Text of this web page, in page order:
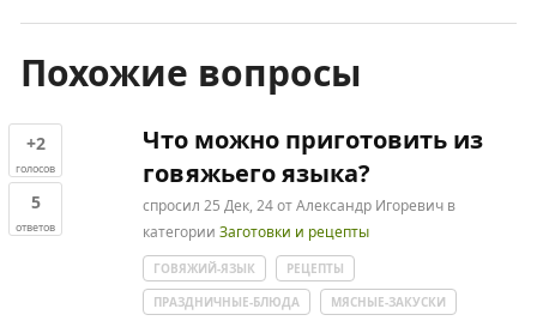
Похожие вопросы
+2
голосов
5
ответов
Что можно приготовить из
говяжьего языка?
спросил 25 Дек, 24 отАлександр Игоревич в
категории Заготовки и рецепты
ГОВЯЖИЙ-ЯЗЫК
РЕЦЕПТЫ
ПРАЗДНИЧНЫЕ-БЛЮДА
МЯСНЫЕ-ЗАКУСКИ